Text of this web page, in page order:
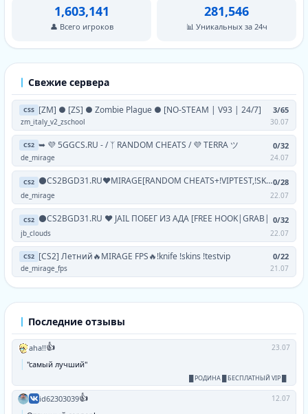
1,603,141
👤 Всего игроков
281,546
📊 Уникальных за 24ч
Свежие сервера
CSS [ZM] ● [ZS] ● Zombie Plague ● [NO-STEAM | V93 | 24/7] 3/65
zm_italy_v2_zschool 30.07
CS2 ➥ 💜 5GGCS.RU - / ᛉ RANDOM CHEATS / 💜 TERRA ツ 0/32
de_mirage 24.07
CS2 ⚫CS2BGD31.RU❤MIRAGE[RANDOM CHEATS+!VIPTEST,!SKINS]0/28
de_mirage 22.07
CS2 ⚫CS2BGD31.RU ❤ JAIL ПОБЕГ ИЗ АДА [FREE HOOK|GRAB| 0/32
jb_clouds 22.07
CS2 [CS2] Летний🔥MIRAGE FPS🔥!knife !skins !testvip 0/22
de_mirage_fps 21.07
Последние отзывы
aha!!👍 23.07
"самый лучший"
█ РОДИНА █ БЕСПЛАТНЫЙ VIP █
id62303039👍 12.07